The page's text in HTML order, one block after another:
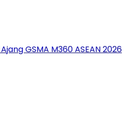
GSMA M360 ASEAN 2026